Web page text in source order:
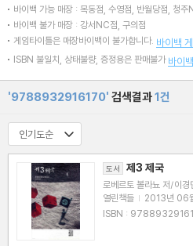
바이백 가능 매장 : 목동점, 수영점, 반월당점, 청주
바이백 불가 매장 : 강서NC점, 구의점
게임타이틀은 매장바이백이 불가합니다. 바이백
ISBN 불일치, 상태불량, 증정용은 판매불가 바이
'9788932916170' 검색결과1건
도서 제3 제국
로베르토 볼라뇨 저/이경
열린책들 | 2013년 06